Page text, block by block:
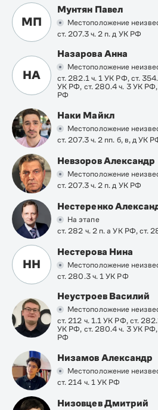
МП
Мунтян Павел
Местоположение
ст. 207.3 ч. 2 п. д УК РФ
НА
Назарова Анна
Местоположение
ст. 282.1 ч. 1 УК РФ, ст.
УК РФ, ст. 280.4 ч. 3 УК РФ,
РФ
Наки Майкл
Местоположение
ст. 207.3 ч. 2 пп. б, в, д УК
Невзоров Александр
Местоположение
ст. 207.3 ч. 2 п. д УК РФ
Нестеренко
На этапе
ст. 282 ч. 2 п. а УК РФ, ст.
НН
Нестерова Нина
Местоположение
ст. 280.3 ч. 1 УК РФ
Неустроев Василий
Местоположение
ст. 212 ч. 1.1 УК РФ, ст.
УК РФ, ст. 280.4 ч. 3 УК РФ,
РФ
Низамов Александр
Местоположение
ст. 214 ч. 1 УК РФ
Низовцев Дмитрий